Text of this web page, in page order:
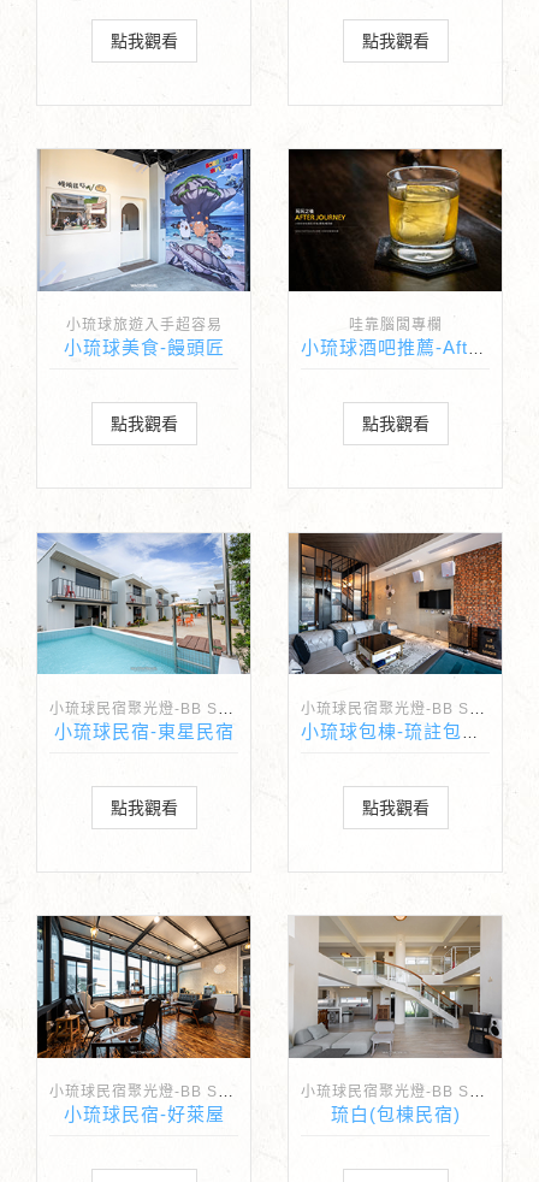
點我觀看 點我觀看
小琉球旅遊入手超容易
小琉球美食-饅頭匠
點我觀看
哇靠腦闆專欄
小琉球酒吧推薦-After Journey玩玩之後
點我觀看
小琉球民宿-東星民宿
點我觀看 點我觀看
小琉球民宿聚光燈-BB Spotlight
小琉球民宿-好萊屋
小琉球民宿聚光燈-BB Spotlight
琉白(包棟民宿)